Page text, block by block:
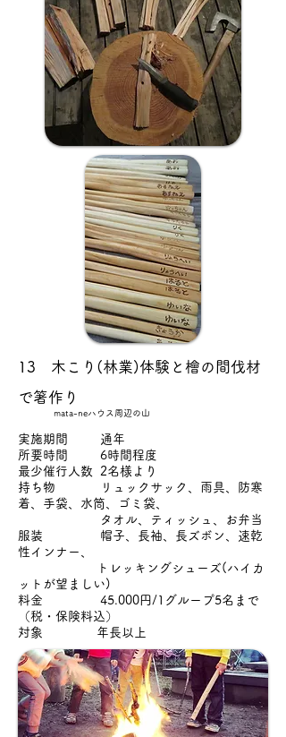
13 木こり(林業)体験と檜の間伐材
で箸作り
mata-neハウス周辺の山
実施期間 通年
所要時間 6時間程度
最少催行人数 2名様より
持ち物 リュックサック、雨具、防寒
着、手袋、水筒、ゴミ袋、
タオル、ティッシュ、お弁当
服装 帽子、長袖、長ズボン、速乾
性インナー、
トレッキングシューズ(ハイカ
ットが望ましい)
料金 45.000円/1グループ5名まで
（税・保険料込）
対象 年長以上